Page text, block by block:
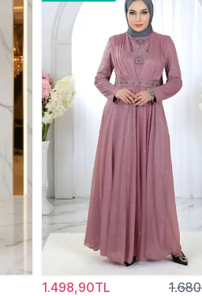
1.498,90TL